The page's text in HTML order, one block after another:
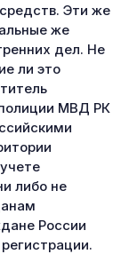
Эти же
же
дел. Не
ли это
МВД РК
либо не
России